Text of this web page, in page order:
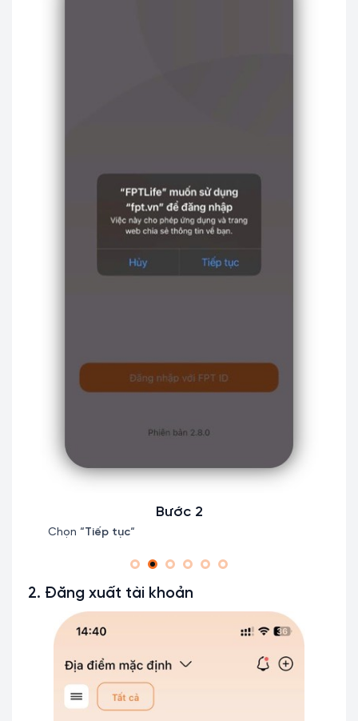
Bước 2
Chọn “Tiếp tục“
2. Đăng xuất tài khoản